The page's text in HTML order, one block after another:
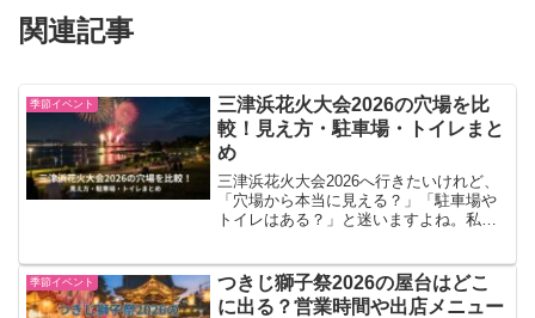
関連記事
季節イベント
三津浜花火大会2026の穴場を比
較！見え方・駐車場・トイレまと
め
三津浜花火大会2026へ行きたいけれど、
「穴場から本当に見える？」「駐車場や
トイレはある？」と迷いますよね。私も
します！特に子ども連れでは、トイレが
遠いだけでも落ち着か...
季節イベント
つきじ獅子祭2026の屋台はどこ
に出る？営業時間や出店メニュー